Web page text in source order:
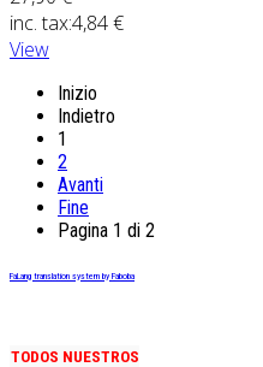
inc. tax:4,84 €
View
Inizio
Indietro
1
2
Avanti
Fine
Pagina 1 di 2
FaLang translation system by Faboba
TODOS NUESTROS